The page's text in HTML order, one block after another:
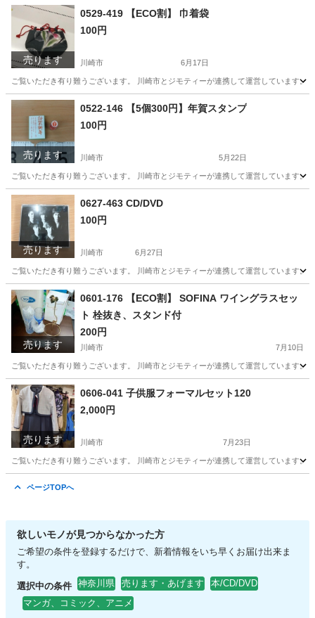
神奈川 川崎市
売ります
0529-419 【ECO割】 巾着袋
100円
川崎市 6月17日
ご覧いただき有り難うございます。 川崎市とジモティーが連携して運営していま
神奈川 川崎市 リユース
売ります
0522-146 【5個300円】年賀スタンプ
100円
川崎市 5月22日
ご覧いただき有り難うございます。 川崎市とジモティーが連携して運営していま
神奈川 川崎市
売ります
0627-463 CD/DVD
100円
川崎市 6月27日
ご覧いただき有り難うございます。 川崎市とジモティーが連携して運営していま
神奈川 川崎市 リユース
売ります
0601-176 【ECO割】 SOFINA ワイングラスセッ
ト 栓抜き、スタンド付
200円
川崎市 7月10日
ご覧いただき有り難うございます。 川崎市とジモティーが連携して運営していま
神奈川 川崎市 栓抜き
売ります
0606-041 子供服フォーマルセット120
2,000円
川崎市 7月23日
ご覧いただき有り難うございます。 川崎市とジモティーが連携して運営していま
ページTOPへ
欲しいモノが見つからなかった方
ご希望の条件を登録するだけで、新着情報をいち早くお届け出来ま
す。
選択中の条件 神奈川県 売ります・あげます
本/CD/DVD
マンガ、コミック、アニメ